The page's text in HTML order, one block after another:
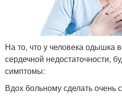
На то, что у человека одышка
сердечной недостаточности,
симптомы:
Вдох больному сделать очень